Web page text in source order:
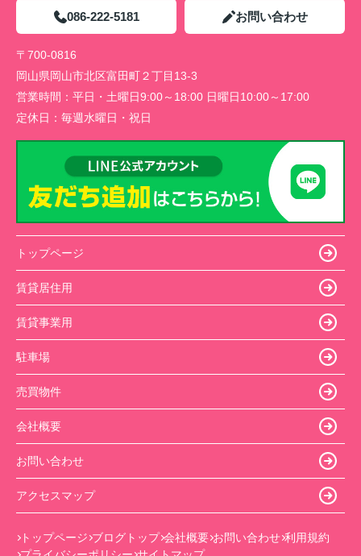
086-222-5181 お問い合わせ
〒700-0816
岡山県岡山市北区富田町２丁目13-3
営業時間： 平日・土曜日9:00～18:00 日曜日10:00～17:00
定休日： 毎週水曜日・祝日
トップページ
賃貸居住用
賃貸事業用
駐車場
売買物件
会社概要
お問い合わせ
アクセスマップ
トップページ ブログトップ 会社概要 お問い合わせ 利用規約